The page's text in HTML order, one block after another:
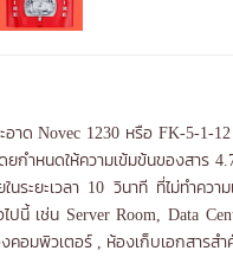
1230 หรือ FK-5-1-12
ยกำหนดให้ความเข้มข้นของสาร
นระยะเวลา 10 วินาที ที่ไม่ทำค
ปนี้ เช่น Server Room, Data
งคอมพิวเตอร์ , ห้องเก็บเอกสา